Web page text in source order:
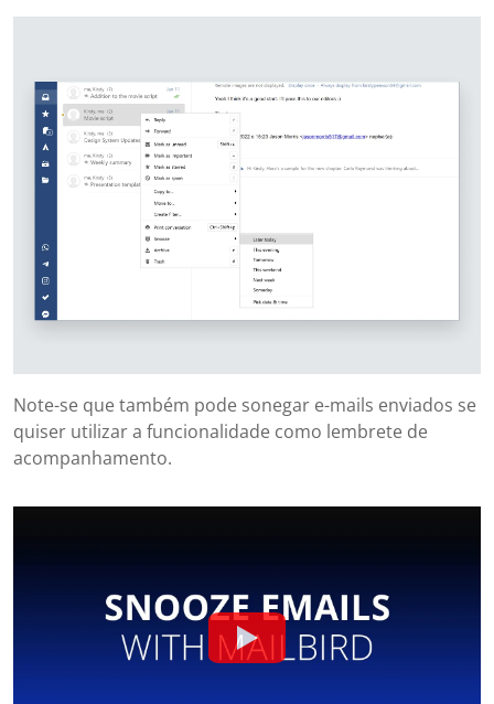
Note-se que também pode sonegar e-mails enviados se
quiser utilizar a funcionalidade como lembrete de
acompanhamento.